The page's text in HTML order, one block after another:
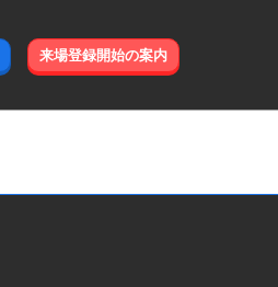
来場登録開始の案内